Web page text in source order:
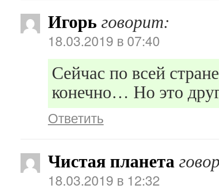
Игорьговорит:
18.03.2019 в 07:40
Сейчас по всей
конечно… Но это
Ответить
Чистая планета
18.03.2019 в 12:32